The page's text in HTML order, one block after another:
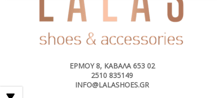
ΕΡΜΟΎ 8, ΚΑΒΆΛΑ 653 02
2510 835149
INFO@LALASHOES.GR